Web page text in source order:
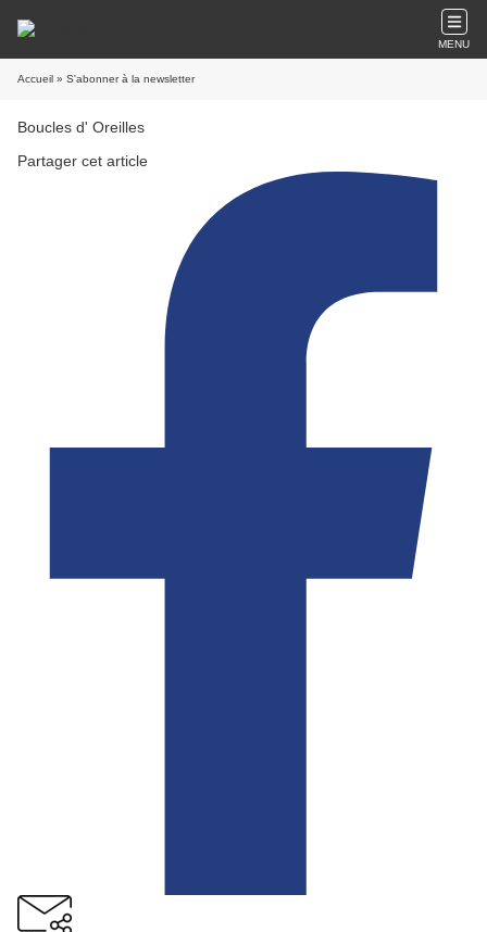
MENU
Accueil » S'abonner à la newsletter
Boucles d' Oreilles
Partager cet article